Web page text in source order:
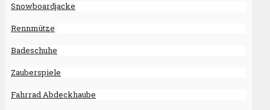
Snowboardjacke
Rennmütze
Badeschuhe
Zauberspiele
Fahrrad Abdeckhaube